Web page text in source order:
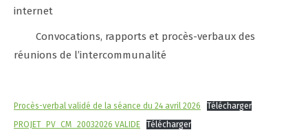
internet
Convocations, rapports et procès-verbaux des
réunions de l’intercommunalité
Procès-verbal validé de la séance du 24 avril 2026
Télécharger
PROJET_PV_CM_20032026 VALIDE
Télécharger